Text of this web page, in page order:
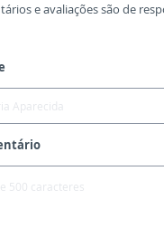
e avaliações são de